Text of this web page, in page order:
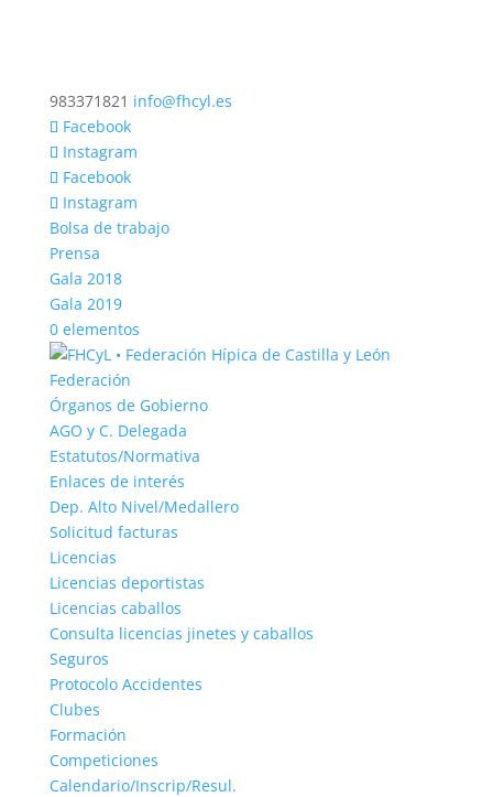
983371821 info@fhcyl.es
Facebook
Instagram
Facebook
Instagram
Bolsa de trabajo
Prensa
Gala 2018
Gala 2019
0 elementos
Federación
Órganos de Gobierno
AGO y C. Delegada
Estatutos/Normativa
Enlaces de interés
Dep. Alto Nivel/Medallero
Solicitud facturas
Licencias
Licencias deportistas
Licencias caballos
Consulta licencias jinetes y caballos
Seguros
Protocolo Accidentes
Clubes
Formación
Competiciones
Calendario/Inscrip/Resul.